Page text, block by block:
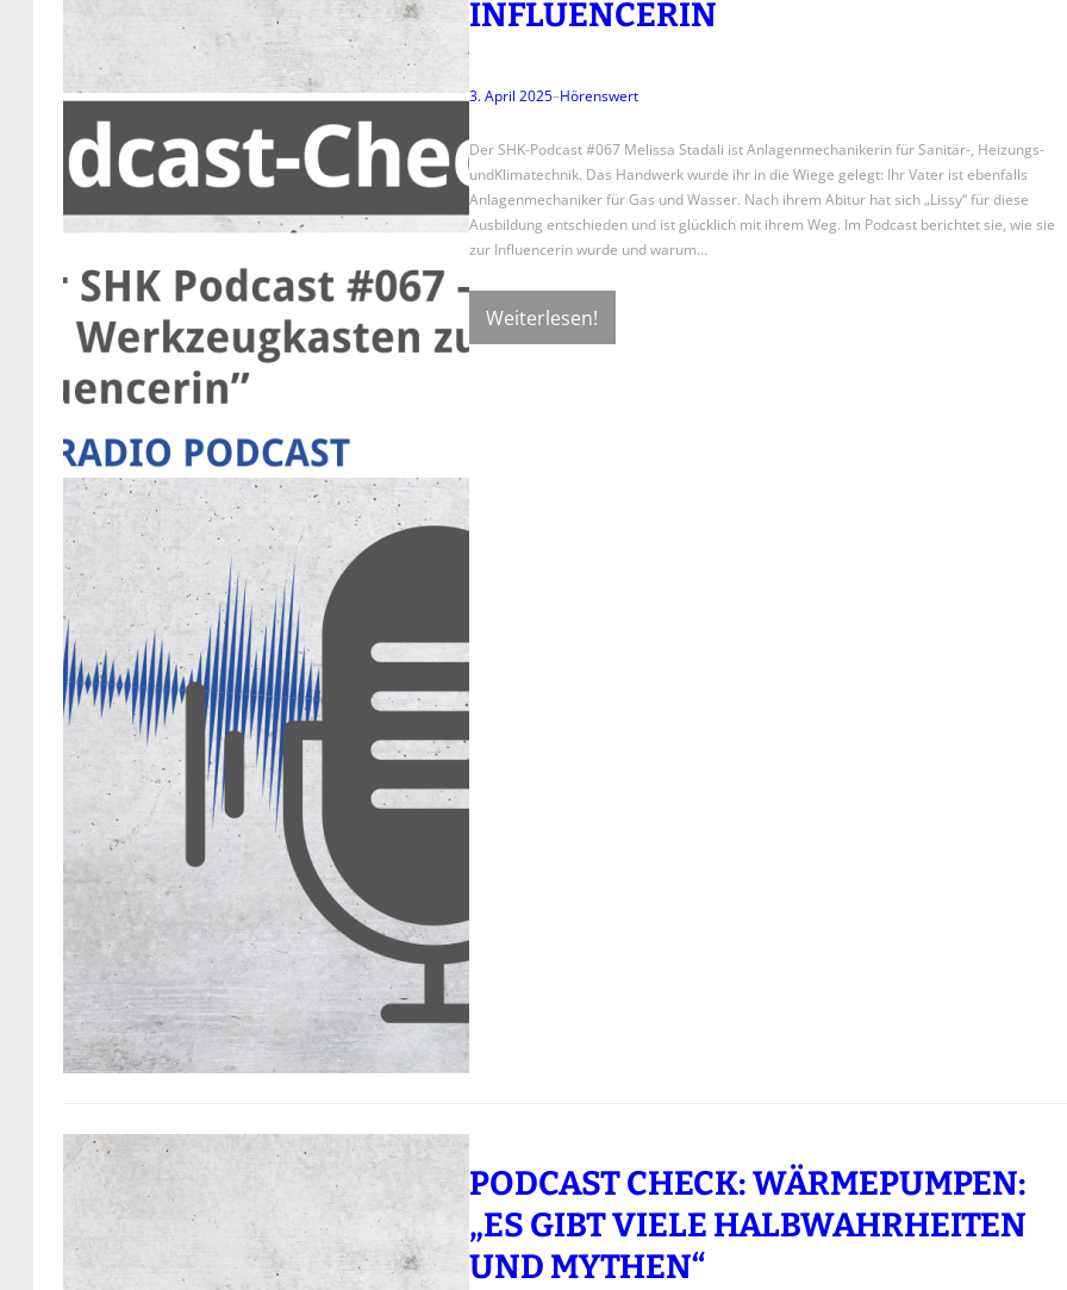
INFLUENCERIN
3. April 2025–Hörenswert
Der SHK-Podcast #067 Melissa Stadali ist Anlagenmechanikerin für Sanitär-, Heizungs-
undKlimatechnik. Das Handwerk wurde ihr in die Wiege gelegt: Ihr Vater ist ebenfalls
Anlagenmechaniker für Gas und Wasser. Nach ihrem Abitur hat sich „Lissy“ für diese
Ausbildung entschieden und ist glücklich mit ihrem Weg. Im Podcast berichtet sie, wie sie
zur Influencerin wurde und warum…
Weiterlesen!
PODCAST CHECK: WÄRMEPUMPEN:
„ES GIBT VIELE HALBWAHRHEITEN
UND MYTHEN“